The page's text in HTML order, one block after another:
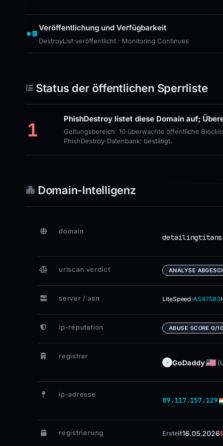
Veröffentlichung und Verfügbarkeit
DestroyList veröffentlicht · Monitoring Continues
Status der öffentlichen Sperrliste
1 PhishDestroy listet diese Domain auf;
Geltungsbereich: 10 überwachte öffentliche
PhishDestroy-Datenbank: bestätigt.
Domain-Intelligenz
domain
urlscan verdict ANALYSE
server / asn LiteSpeed·AS47583
ip-reputation ABUSE SCORE 0/
registrar
GoDaddy
ip-adresse
89.117.157.129
registrierung Erstellt16.05.2026